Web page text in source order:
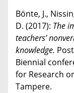
Bönte, J.,
D. (2017): The
teachers’
knowledge.
Biennial
for Research
Tampere.